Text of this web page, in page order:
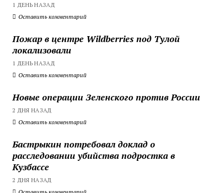
1 ДЕНЬ НАЗАД
Оставить комментарий
Пожар в центре Wildberries под Тулой
локализовали
1 ДЕНЬ НАЗАД
Оставить комментарий
Новые операции Зеленского против России
2 ДНЯ НАЗАД
Оставить комментарий
Бастрыкин потребовал доклад о
расследовании убийства подростка в
Кузбассе
2 ДНЯ НАЗАД